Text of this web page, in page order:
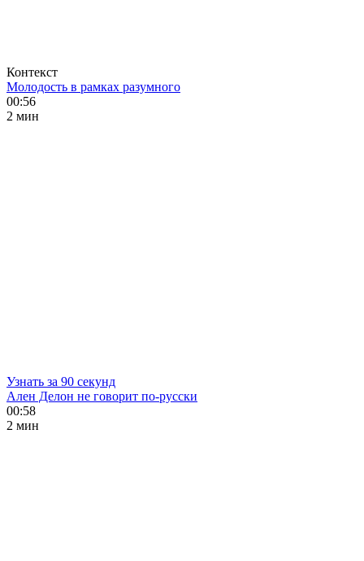
Контекст
Молодость в рамках разумного
00:56
2 мин
Узнать за 90 секунд
Ален Делон не говорит по-русски
00:58
2 мин